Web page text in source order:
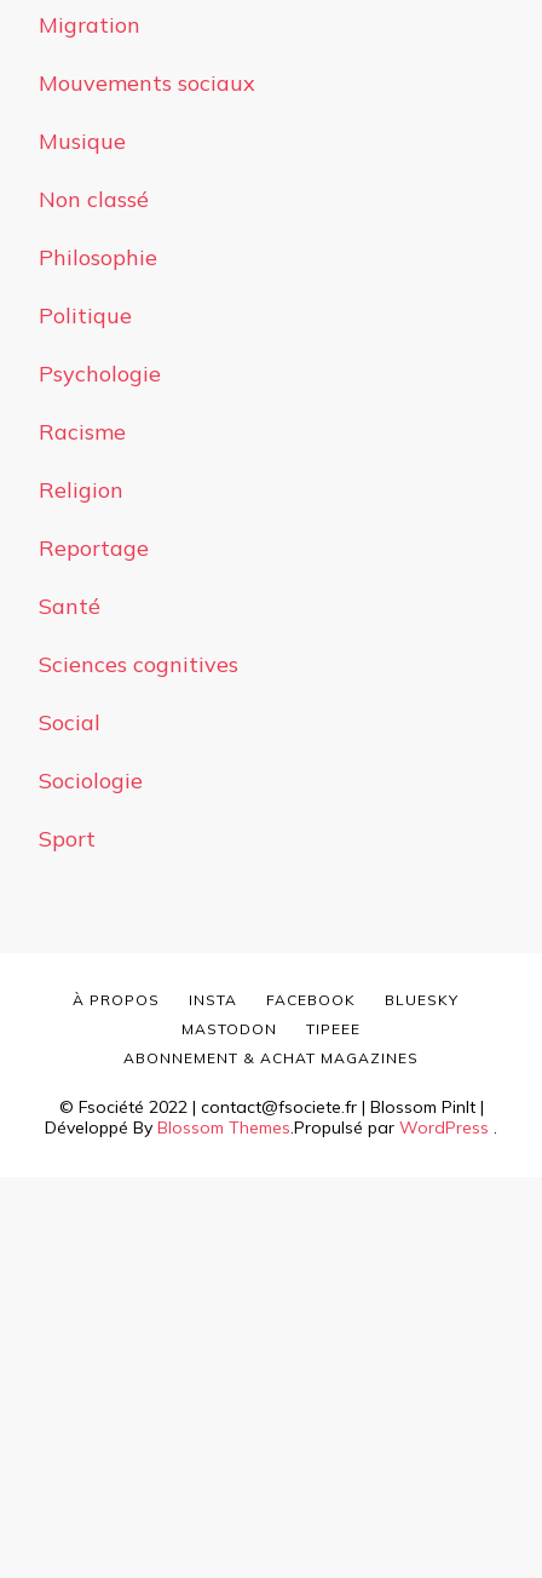
Migration
Mouvements sociaux
Musique
Non classé
Philosophie
Politique
Psychologie
Racisme
Religion
Reportage
Santé
Sciences cognitives
Social
Sociologie
Sport
© Fsociété 2022 | contact@fsociete.fr | Blossom PinIt |
Développé By Blossom Themes.Propulsé par WordPress .
À PROPOS INSTA FACEBOOK
BLUESKY
MASTODON
TIPEEE
ABONNEMENT & ACHAT MAGAZINES